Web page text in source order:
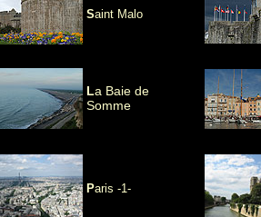
Saint Malo
La Baie de
Somme
Paris -1-